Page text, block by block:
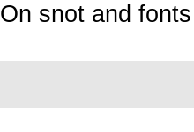
On snot and fonts